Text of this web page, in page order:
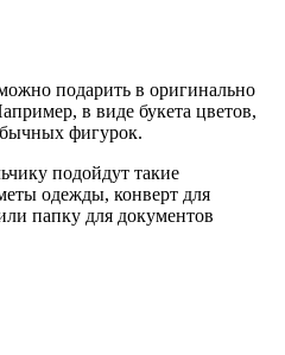
подарить в оригинально
в виде букета цветов,
фигурок.
подойдут такие
одежды, конверт для
папку для документов